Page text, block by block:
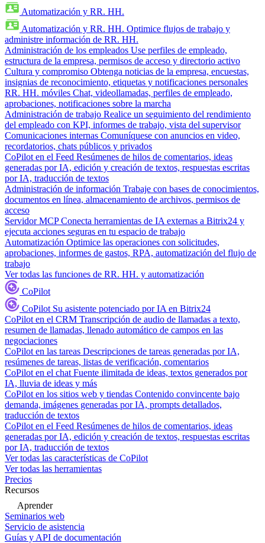
Automatización y RR. HH.
Automatización y RR. HH. Optimice flujos de trabajo y
administre información de RR. HH.
Administración de los empleados Use perfiles de empleado,
estructura de la empresa, permisos de acceso y directorio activo
Cultura y compromiso Obtenga noticias de la empresa, encuestas,
insignias de reconocimiento, etiquetas y notificaciones personales
RR. HH. móviles Chat, videollamadas, perfiles de empleado,
aprobaciones, notificaciones sobre la marcha
Administración de trabajo Realice un seguimiento del rendimiento
del empleado con KPI, informes de trabajo, vista del supervisor
Comunicaciones internas Comuníquese con anuncios en video,
recordatorios, chats públicos y privados
CoPilot en el Feed Resúmenes de hilos de comentarios, ideas
generadas por IA, edición y creación de textos, respuestas escritas
por IA, traducción de textos
Administración de información Trabaje con bases de conocimientos,
documentos en línea, almacenamiento de archivos, permisos de
acceso
Servidor MCP Conecta herramientas de IA externas a Bitrix24 y
ejecuta acciones seguras en tu espacio de trabajo
Automatización Optimice las operaciones con solicitudes,
aprobaciones, informes de gastos, RPA, automatización del flujo de
trabajo
Ver todas las funciones de RR. HH. y automatización
CoPilot
CoPilot Su asistente potenciado por IA en Bitrix24
CoPilot en el CRM Transcripción de audio de llamadas a texto,
resumen de llamadas, llenado automático de campos en las
negociaciones
CoPilot en las tareas Descripciones de tareas generadas por IA,
resúmenes de tareas, listas de verificación, comentarios
CoPilot en el chat Fuente ilimitada de ideas, textos generados por
IA, lluvia de ideas y más
CoPilot en los sitios web y tiendas Contenido convincente bajo
demanda, imágenes generadas por IA, prompts detallados,
traducción de textos
CoPilot en el Feed Resúmenes de hilos de comentarios, ideas
generadas por IA, edición y creación de textos, respuestas escritas
por IA, traducción de textos
Ver todas las características de CoPilot
Ver todas las herramientas
Precios
Recursos
Aprender
Seminarios web
Servicio de asistencia
Guías y API de documentación